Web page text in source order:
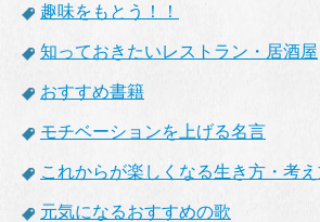
趣味をもとう！！
知っておきたいレストラン・居酒屋
おすすめ書籍
モチベーションを上げる名言
これからが楽しくなる生き方・考
元気になるおすすめの歌